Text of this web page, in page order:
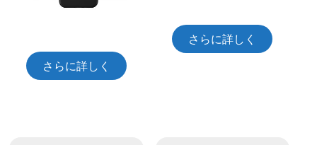
さらに詳しく
さらに詳しく